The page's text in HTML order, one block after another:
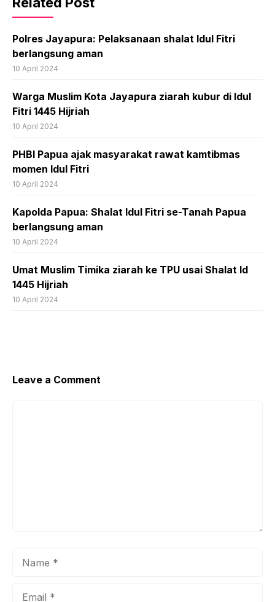
Polres Jayapura: Pelaksanaan shalat Idul Fitri
berlangsung aman
10 April 2024
Warga Muslim Kota Jayapura ziarah kubur di Idul
Fitri 1445 Hijriah
10 April 2024
PHBI Papua ajak masyarakat rawat kamtibmas
momen Idul Fitri
10 April 2024
Kapolda Papua: Shalat Idul Fitri se-Tanah Papua
berlangsung aman
10 April 2024
Umat Muslim Timika ziarah ke TPU usai Shalat Id
1445 Hijriah
10 April 2024
Leave a Comment